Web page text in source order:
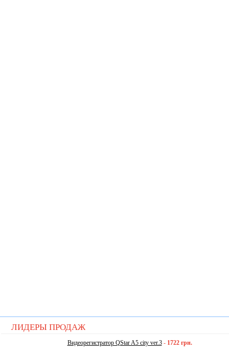
ЛИДЕРЫ ПРОДАЖ
Видеорегистратор QStar A5 city ver.3- 1722 грн.